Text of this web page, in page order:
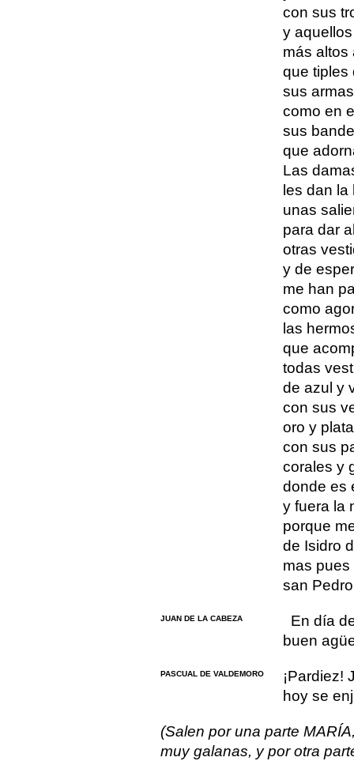
con sus
y
más altos
que tiples
sus
como en
sus
que
Las
les dan la
unas
para dar
otras
y de
me han
como
las
que
todas
de azul y
con sus
oro y
con sus
corales y
donde es
y fuera la
porque
de Isidro
mas pues
san
JUAN DE LA CABEZA
En día
buen
PASCUAL DE VALDEMORO
¡Pardiez!
hoy se
(Salen por una parte
muy galanas, y por otra